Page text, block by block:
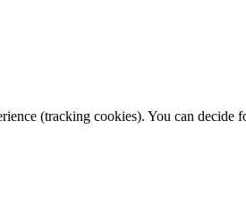
(tracking cookies). You can decide